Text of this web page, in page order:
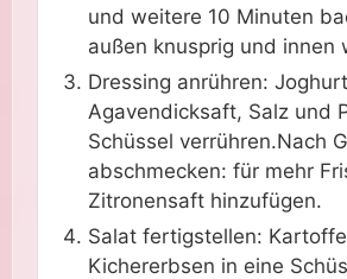
und weitere 10 Minuten
außen knusprig und innen
Dressing anrühren:
Agavendicksaft, Salz und
Schüssel verrühren.Nach
abschmecken: für mehr
Zitronensaft hinzufügen.
Salat fertigstellen:
Kichererbsen in eine